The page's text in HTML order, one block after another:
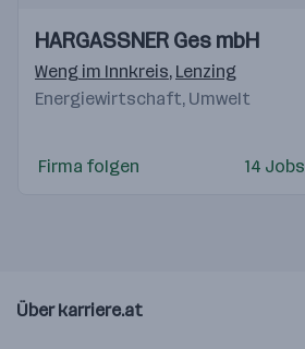
Videos
Einblicke
Einblicke
HARGASSNER Ges mbH
Weng im Innkreis, Lenzing
Energiewirtschaft, Umwelt
Firma folgen 14 Jobs
Über karriere.at